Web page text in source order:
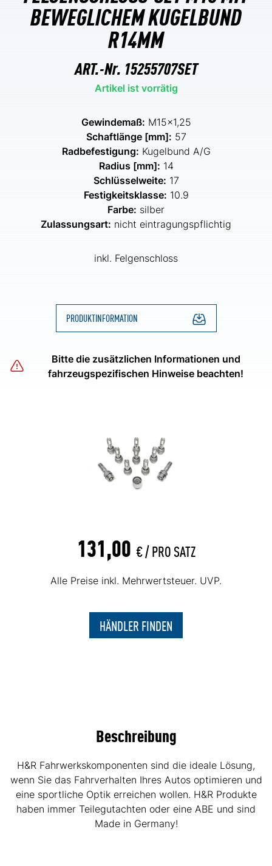
BEWEGLICHEM KUGELBUND
R14MM
ART.-Nr. 15255707SET
Artikel ist vorrätig
Gewindemaß: M15x1,25
Schaftlänge [mm]: 57
Radbefestigung: Kugelbund A/G
Radius [mm]: 14
Schlüsselweite: 17
Festigkeitsklasse: 10.9
Farbe: silber
Zulassungsart: nicht eintragungspflichtig
inkl. Felgenschloss
PRODUKTINFORMATION
Bitte die zusätzlichen Informationen und
fahrzeugspezifischen Hinweise beachten!
131,00 € /PRO SATZ
Alle Preise inkl. Mehrwertsteuer. UVP.
HÄNDLER FINDEN
Beschreibung
H&R Fahrwerkskomponenten sind die ideale Lösung,
wenn Sie das Fahrverhalten Ihres Autos optimieren und
eine sportliche Optik erreichen wollen. H&R Produkte
haben immer Teilegutachten oder eine ABE und sind
Made in Germany!